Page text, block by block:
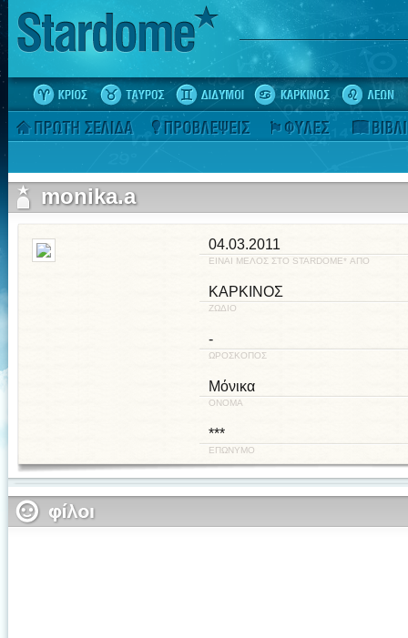
monika.a
04.03.2011
ΕΙΝΑΙ ΜΕΛΟΣ ΣΤΟ STARDOME* ΑΠΟ
ΚΑΡΚΙΝΟΣ
ΖΩΔΙΟ
-
ΩΡΟΣΚΟΠΟΣ
Μόνικα
ΟΝΟΜΑ
***
ΕΠΩΝΥΜΟ